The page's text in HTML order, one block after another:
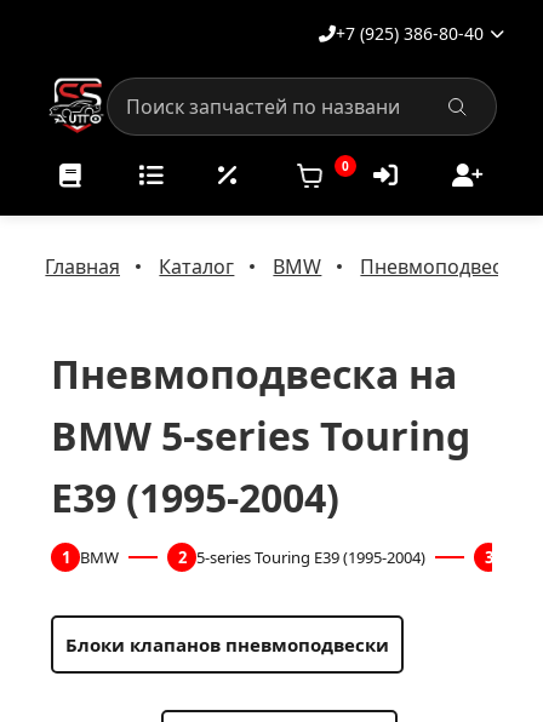
+7 (925) 386-80-40
0
Главная Каталог BMW Пневмоподвеска
Пневмоподвеска на
BMW 5-series Touring
E39 (1995-2004)
1 BMW 2 5-series Touring E39 (1995-2004) 3
Блоки клапанов пневмоподвески